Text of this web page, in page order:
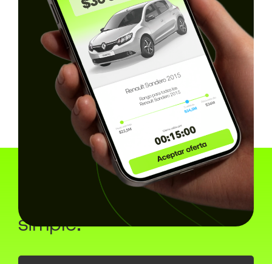
Vendre votre voiture ou
moto à Medellín est aussi
simple.